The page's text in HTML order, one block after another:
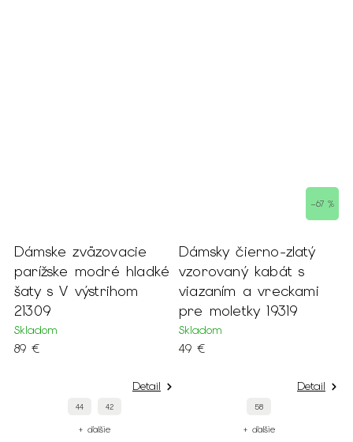
Dámske zväzovacie
parížske modré hladké
šaty s V výstrihom
21309
Skladom
89 €
Detail
44 42
+ ďalšie
–67 %
Dámsky čierno-zlatý
vzorovaný kabát s
viazaním a vreckami
pre moletky 19319
Skladom
49 €
Detail
58
+ ďalšie